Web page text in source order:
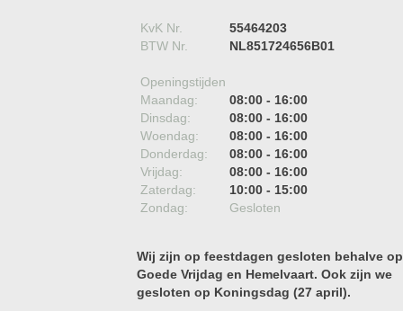
KvK Nr.
55464203
BTW Nr.
NL851724656B01
Openingstijden
Maandag:
08:00 - 16:00
Dinsdag:
08:00 - 16:00
Woendag:
08:00 - 16:00
Donderdag:
08:00 - 16:00
Vrijdag:
08:00 - 16:00
Zaterdag:
10:00 - 15:00
Zondag:
Gesloten
Wij zijn op feestdagen gesloten behalve op
Goede Vrijdag en Hemelvaart. Ook zijn we
gesloten op Koningsdag (27 april).